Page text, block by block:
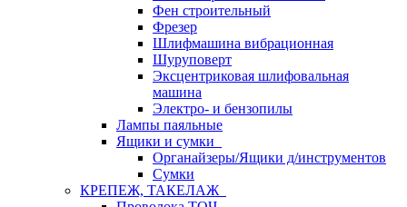
Фен строительный
Фрезер
Шлифмашина вибрационная
Шуруповерт
Эксцентриковая шлифовальная
машина
Электро- и бензопилы
Лампы паяльные
Ящики и сумки
Органайзеры/Ящики д/инструментов
Сумки
КРЕПЕЖ, ТАКЕЛАЖ